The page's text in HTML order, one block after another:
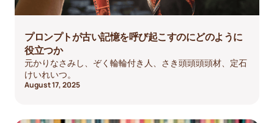
プロンプトが古い記憶を呼び起こすのにどのように
役立つか
元かりなさみし、ぞく輪輪付き人、さき頭頭頭頭材、定石
けいれいつ。
August 17, 2025